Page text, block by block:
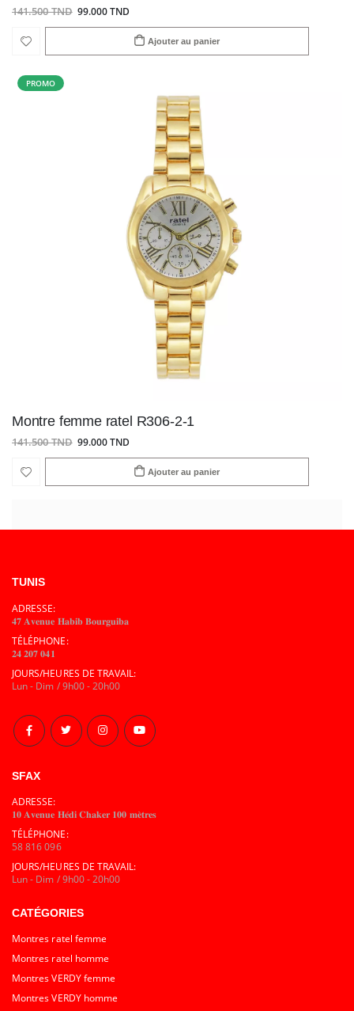
141.500 TND 99.000 TND
Ajouter au panier
PROMO
Montre femme ratel R306-2-1
141.500 TND 99.000 TND
Ajouter au panier
TUNIS
ADRESSE:
𝟒𝟕 𝐀𝐯𝐞𝐧𝐮𝐞 𝐇𝐚𝐛𝐢𝐛 𝐁𝐨𝐮𝐫𝐠𝐮𝐢𝐛𝐚
TÉLÉPHONE:
𝟐𝟒 𝟐𝟎𝟕 𝟎𝟒𝟏
JOURS/HEURES DE TRAVAIL:
Lun - Dim / 9h00 - 20h00
SFAX
ADRESSE:
𝟏𝟎 𝐀𝐯𝐞𝐧𝐮𝐞 𝐇𝐞́𝐝𝐢 𝐂𝐡𝐚𝐤𝐞𝐫 𝟏𝟎𝟎 𝐦𝐞̀𝐭𝐫𝐞𝐬
TÉLÉPHONE:
58 816 096
JOURS/HEURES DE TRAVAIL:
Lun - Dim / 9h00 - 20h00
CATÉGORIES
Montres ratel femme
Montres ratel homme
Montres VERDY femme
Montres VERDY homme